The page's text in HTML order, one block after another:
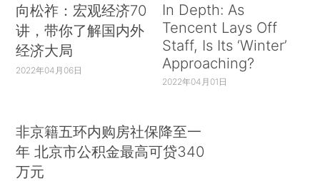
向松祚：宏观经济70
讲，带你了解国内外
经济大局
2022年04月06日
In Depth: As
Tencent Lays Off
Staff, Is Its ‘Winter’
Approaching?
2022年04月01日
非京籍五环内购房社保降至一
年 北京市公积金最高可贷340
万元